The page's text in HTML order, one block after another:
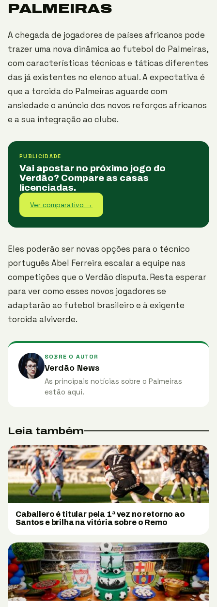
PALMEIRAS
A chegada de jogadores de países africanos pode
trazer uma nova dinâmica ao futebol do Palmeiras,
com características técnicas e táticas diferentes
das já existentes no elenco atual. A expectativa é
que a torcida do Palmeiras aguarde com
ansiedade o anúncio dos novos reforços africanos
e a sua integração ao clube.
PUBLICIDADE
Vai apostar no próximo jogo do
Verdão? Compare as casas
licenciadas.
Ver comparativo →
Eles poderão ser novas opções para o técnico
português Abel Ferreira escalar a equipe nas
competições que o Verdão disputa. Resta esperar
para ver como esses novos jogadores se
adaptarão ao futebol brasileiro e à exigente
torcida alviverde.
SOBRE O AUTOR
Verdão News
As principais notícias sobre o Palmeiras
estão aqui.
Leia também
Caballero é titular pela 1ª vez no retorno ao
Santos e brilha na vitória sobre o Remo